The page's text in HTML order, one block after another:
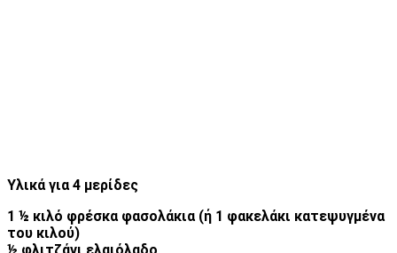
Υλικά για 4 μερίδες
1 ½ κιλό φρέσκα φασολάκια (ή 1 φακελάκι κατεψυγμένα
του κιλού)